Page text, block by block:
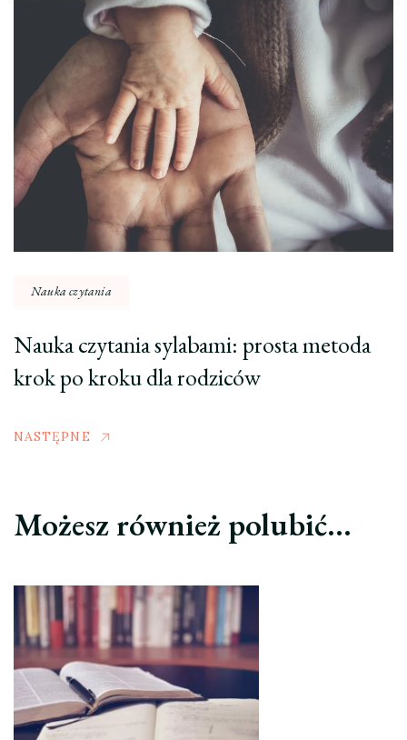
Nauka czytania
Nauka czytania sylabami: prosta metoda
krok po kroku dla rodziców
NASTĘPNE
Możesz również polubić…